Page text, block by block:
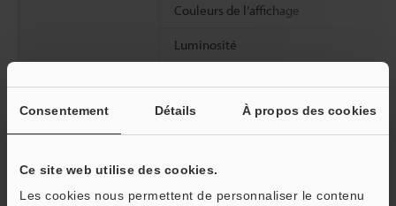
Consentement Détails À propos des cookies
Ce site web utilise des cookies.
Les cookies nous permettent de personnaliser le contenu
Couleurs de l’affichage
Luminosité
Champ de visualisation
Disque dur Capacité de stockage